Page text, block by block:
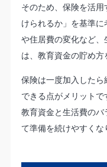
そのため、保険を活
けられるか」を基準
や住居費の変化など
は、教育資金の貯め方
保険は一度加入した
できる点がメリットで
教育資金と生活費の
て準備を続けやすくな